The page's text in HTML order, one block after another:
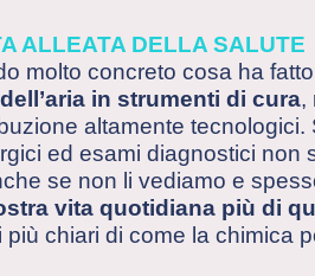
ALLEATA DELLA SALUTE
molto concreto cosa ha
in strumenti di cura,
altamente
ed esami diagnostici non
se non li vediamo e
vita quotidiana più di
chiari di come la chimica